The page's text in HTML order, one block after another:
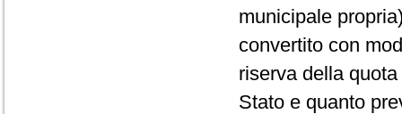
municipale
convertito con
riserva della
Stato e quanto